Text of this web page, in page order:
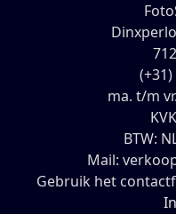
ma. t/m
BTW:
Mail:
Gebruik het